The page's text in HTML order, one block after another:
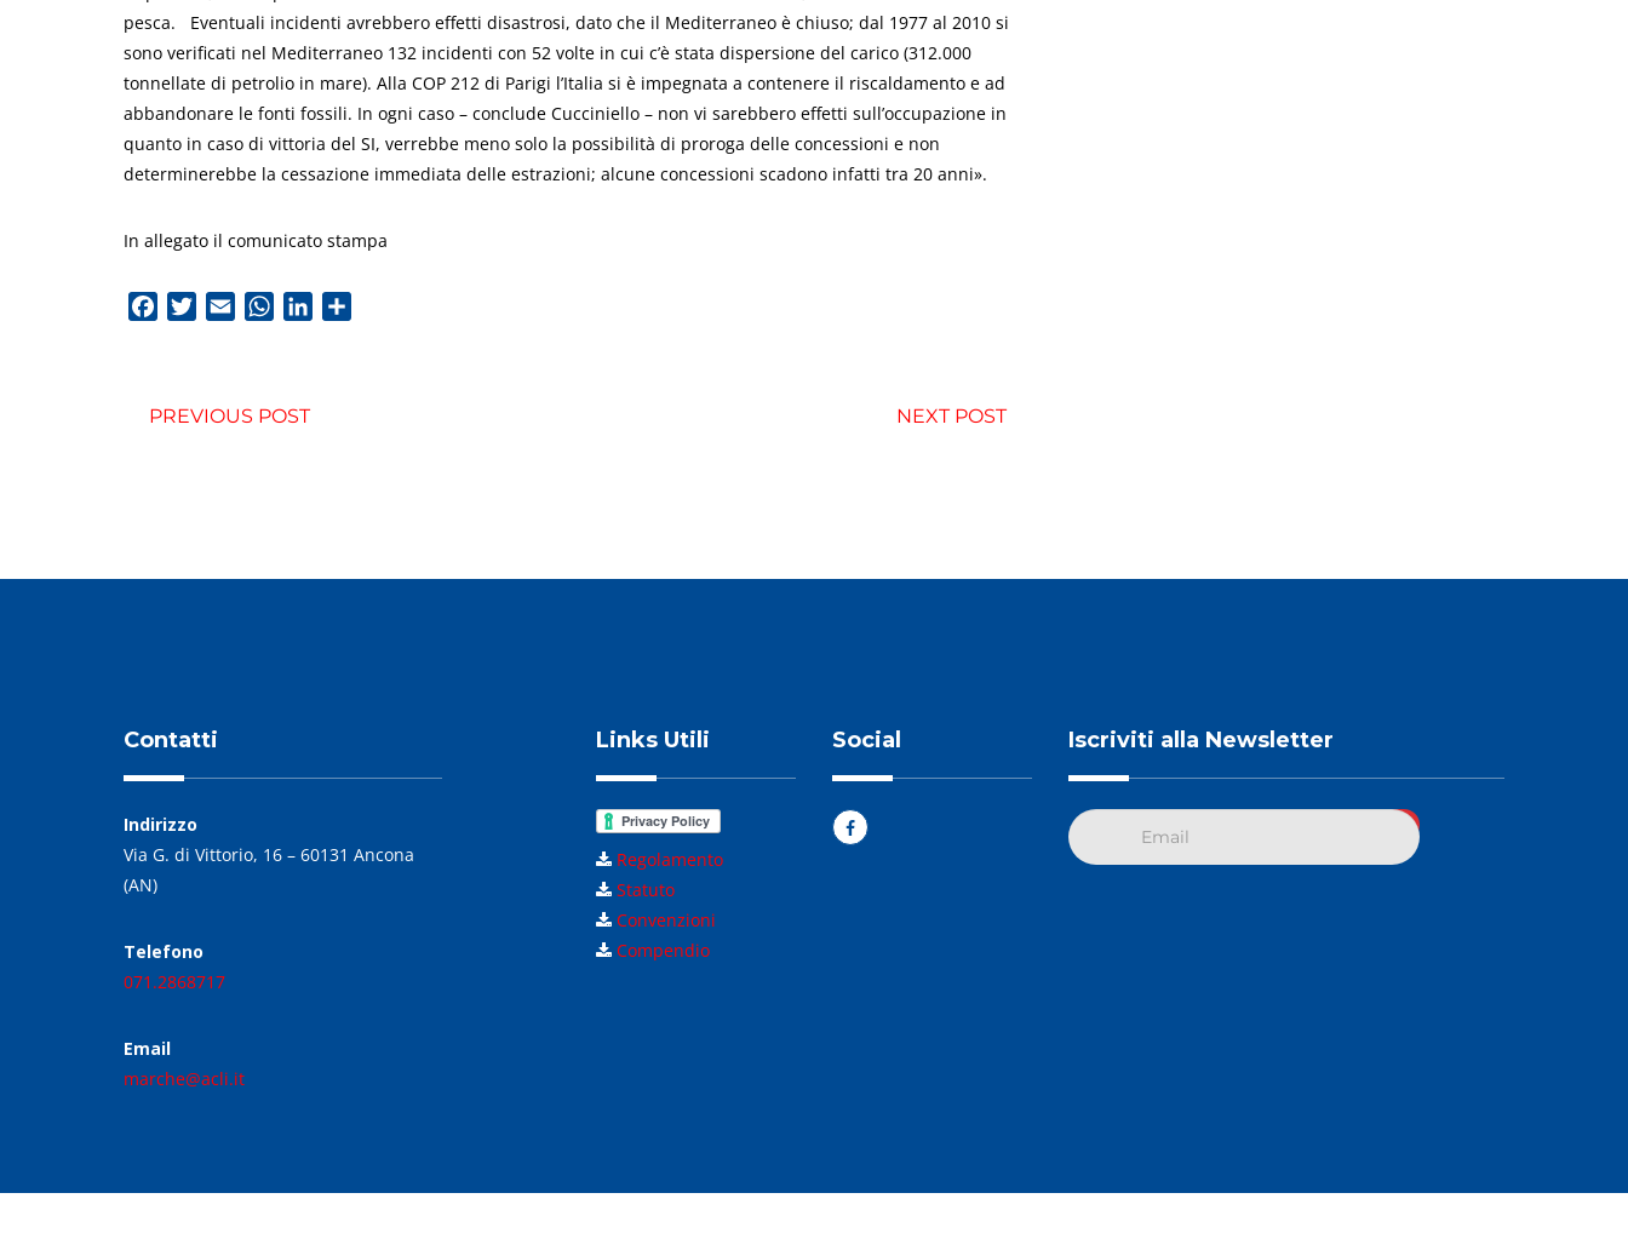
pesca. Eventuali incidenti avrebbero effetti disastrosi, dato che il Mediterraneo è chiuso; dal 1977 al 2010 si
sono verificati nel Mediterraneo 132 incidenti con 52 volte in cui c’è stata dispersione del carico (312.000
tonnellate di petrolio in mare). Alla COP 212 di Parigi l’Italia si è impegnata a contenere il riscaldamento e ad
abbandonare le fonti fossili. In ogni caso – conclude Cucciniello – non vi sarebbero effetti sull’occupazione in
quanto in caso di vittoria del SI, verrebbe meno solo la possibilità di proroga delle concessioni e non
determinerebbe la cessazione immediata delle estrazioni; alcune concessioni scadono infatti tra 20 anni».
In allegato il comunicato stampa
FacebookTwitterEmail WhatsApp
LinkedIn
PREVIOUS POST NEXT POST
Contatti
Indirizzo
Via G. di Vittorio, 16 – 60131 Ancona
(AN)
Telefono
071.2868717
Email
marche@acli.it
Links Utili
Regolamento
Statuto
Convenzioni
Compendio
Social Iscriviti alla Newsletter